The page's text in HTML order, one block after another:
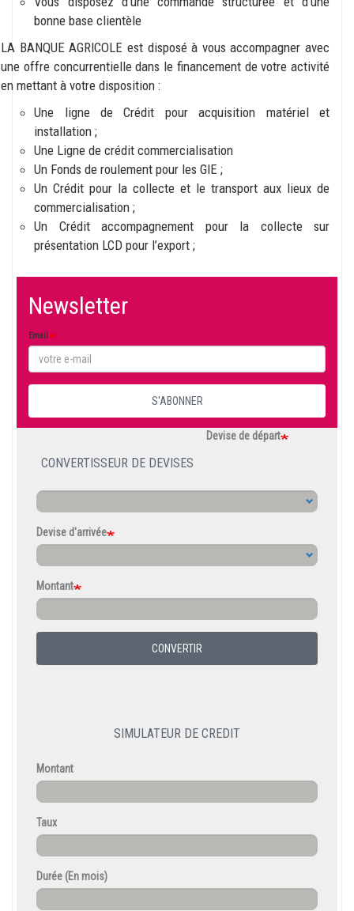
bonne base clientèle
LA BANQUE AGRICOLE est disposé à vous accompagner avec
une offre concurrentielle dans le financement de votre activité
en mettant à votre disposition :
Une ligne de Crédit pour acquisition matériel et
installation ;
Une Ligne de crédit commercialisation
Un Fonds de roulement pour les GIE ;
Un Crédit pour la collecte et le transport aux lieux de
commercialisation ;
Un Crédit accompagnement pour la collecte sur
présentation LCD pour l’export ;
Newsletter
Email
S'ABONNER
CONVERTISSEUR DE DEVISES
Devise de départ
Devise d'arrivée
Montant
CONVERTIR
SIMULATEUR DE CREDIT
Montant
Taux
Durée (En mois)